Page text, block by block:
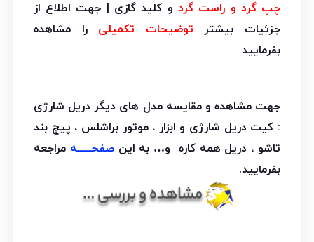
چپ گرد و راست گرد و کلید گازی | جهت اطلاع از
جزئیات بیشتر توضیحات تکمیلی را مشاهده
بفرمایید
جهت مشاهده و مقایسه مدل های دیگر دریل شارژی
: کیت دریل شارژی و ابزار ، موتور براشلس ، پیچ بند
تاشو ، دریل همه کاره و… به اینصفحـــــه مراجعه
بفرمایید.